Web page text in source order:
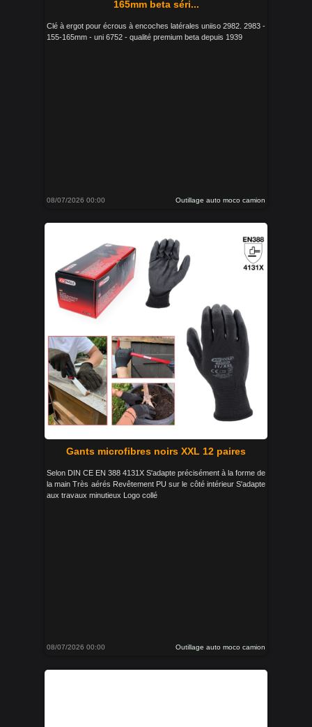
165mm beta séri...
Clé à ergot pour écrous à encoches latérales uniiso 2982. 2983 -
155-165mm - uni 6752 - qualité premium beta depuis 1939
08/07/2026 00:00 Outillage auto moco camion
Gants microfibres noirs XXL 12 paires
Selon DIN CE EN 388 4131X S'adapte précisément à la forme de
la main Très aérés Revêtement PU sur le côté intérieur S'adapte
aux travaux minutieux Logo collé
08/07/2026 00:00 Outillage auto moco camion